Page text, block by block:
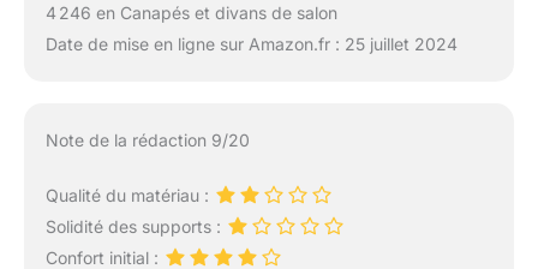
4 246 en Canapés et divans de salon
Date de mise en ligne sur Amazon.fr : 25 juillet 2024
Note de la rédaction 9/20
Qualité du matériau :
Solidité des supports :
Confort initial :